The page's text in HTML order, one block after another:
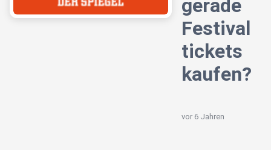
gerade
Festival
tickets
kaufen?
vor 6 Jahren